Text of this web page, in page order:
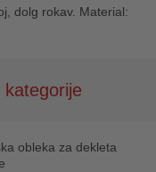
dolg rokav. Material:
kategorije
obleka za dekleta